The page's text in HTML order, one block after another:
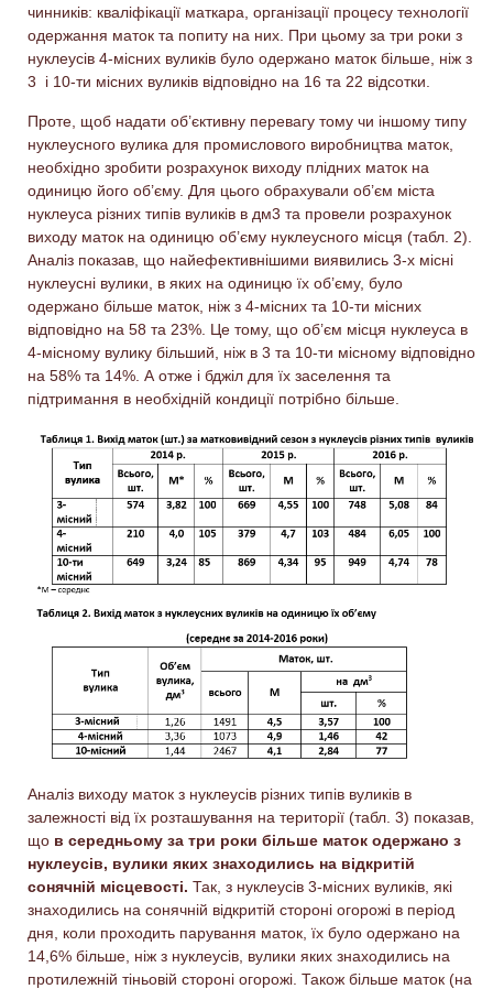
чинників: кваліфікації маткара, організації процесу технології
одержання маток та попиту на них. При цьому за три роки з
нуклеусів 4-місних вуликів було одержано маток більше, ніж з
3 і 10-ти місних вуликів відповідно на 16 та 22 відсотки.
Проте, щоб надати об’єктивну перевагу тому чи іншому типу
нуклеусного вулика для промислового виробництва маток,
необхідно зробити розрахунок виходу плідних маток на
одиницю його об’єму. Для цього обрахували об’єм міста
нуклеуса різних типів вуликів в дм3 та провели розрахунок
виходу маток на одиницю об’єму нуклеусного місця (табл. 2).
Аналіз показав, що найефективнішими виявились 3-х місні
нуклеусні вулики, в яких на одиницю їх об’єму, було
одержано більше маток, ніж з 4-місних та 10-ти місних
відповідно на 58 та 23%. Це тому, що об’єм місця нуклеуса в
4-місному вулику більший, ніж в 3 та 10-ти місному відповідно
на 58% та 14%. А отже і бджіл для їх заселення та
підтримання в необхідній кондиції потрібно більше.
Аналіз виходу маток з нуклеусів різних типів вуликів в
залежності від їх розташування на території (табл. 3) показав,
що в середньому за три роки більше маток одержано з
нуклеусів, вулики яких знаходились на відкритій
сонячній місцевості. Так, з нуклеусів 3-місних вуликів, які
знаходились на сонячній відкритій стороні огорожі в період
дня, коли проходить парування маток, їх було одержано на
14,6% більше, ніж з нуклеусів, вулики яких знаходились на
протилежній тіньовій стороні огорожі. Також більше маток (на